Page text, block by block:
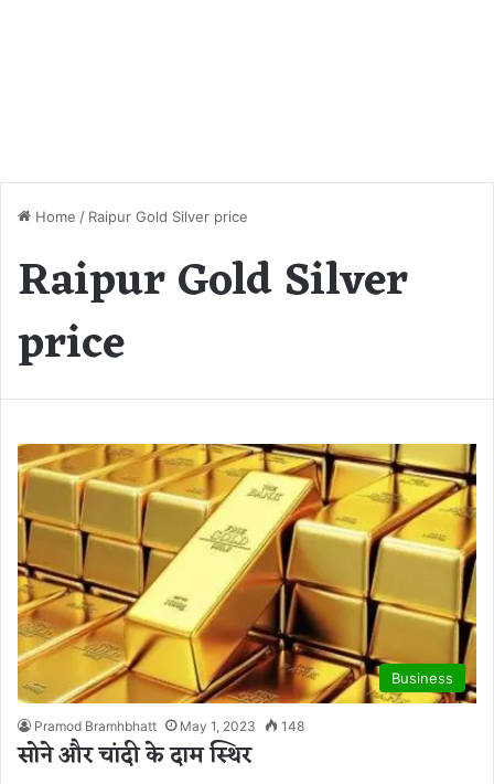
Home / Raipur Gold Silver price
Raipur Gold Silver
price
Business
Pramod Bramhbhatt May 1, 2023 148
सोने और चांदी के दाम स्थिर